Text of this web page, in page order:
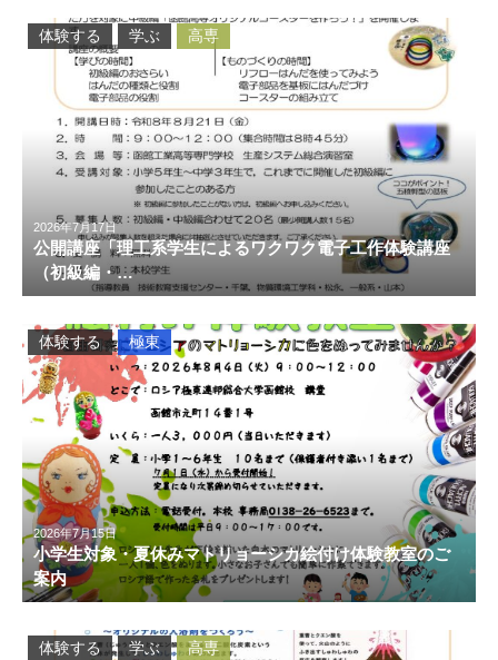
2026年7月17日
公開講座「理工系学生によるワクワク電子工作体験講座
（初級編・…
体験する 学ぶ 高専
2026年7月15日
小学生対象・夏休みマトリョーシカ絵付け体験教室のご
案内
体験する 極東
体験する 学ぶ 高専